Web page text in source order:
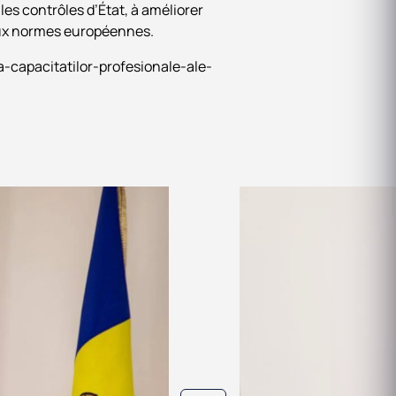
contrôles d’État, à améliorer
normes européennes.
capacitatilor-profesionale-ale-